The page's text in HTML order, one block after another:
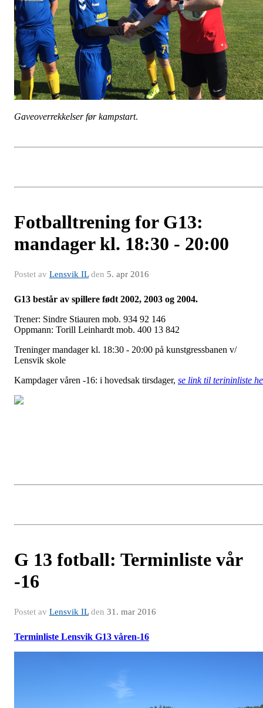
Gaveoverrekkelser før kampstart.
Fotballtrening for G13:
mandager kl. 18:30 - 20:00
Postet av Lensvik ILden 5. apr 2016
G13 består av spillere født 2002, 2003 og 2004.
Trener: Sindre Stiauren mob. 934 92 146
Oppmann: Torill Leinhardt mob. 400 13 842
Treninger mandager kl. 18:30 - 20:00 på kunstgressbanen v/
Lensvik skole
Kampdager våren -16: i hovedsak tirsdager, se link til terininliste
G 13 fotball: Terminliste vår
-16
Postet av Lensvik ILden 31. mar 2016
Terminliste Lensvik G13 våren-16